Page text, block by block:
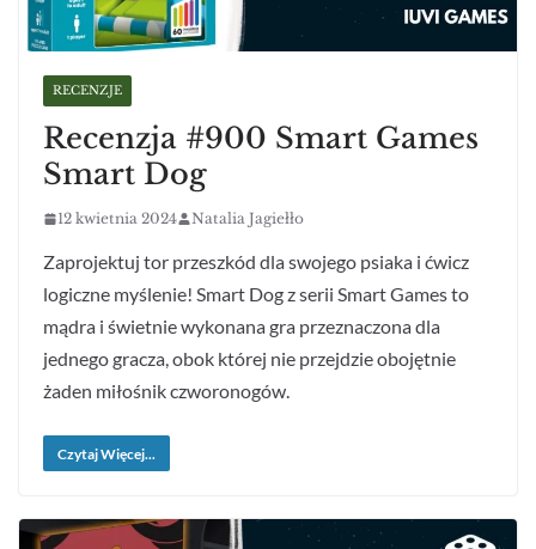
RECENZJE
Recenzja #900 Smart Games
Smart Dog
12 kwietnia 2024 Natalia Jagiełło
Zaprojektuj tor przeszkód dla swojego psiaka i ćwicz
logiczne myślenie! Smart Dog z serii Smart Games to
mądra i świetnie wykonana gra przeznaczona dla
jednego gracza, obok której nie przejdzie obojętnie
żaden miłośnik czworonogów.
Czytaj Więcej...